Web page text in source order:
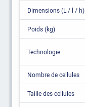
Dimensions (L / l / h)
Poids (kg)
Technologie
Nombre de cellules
Taille des cellules